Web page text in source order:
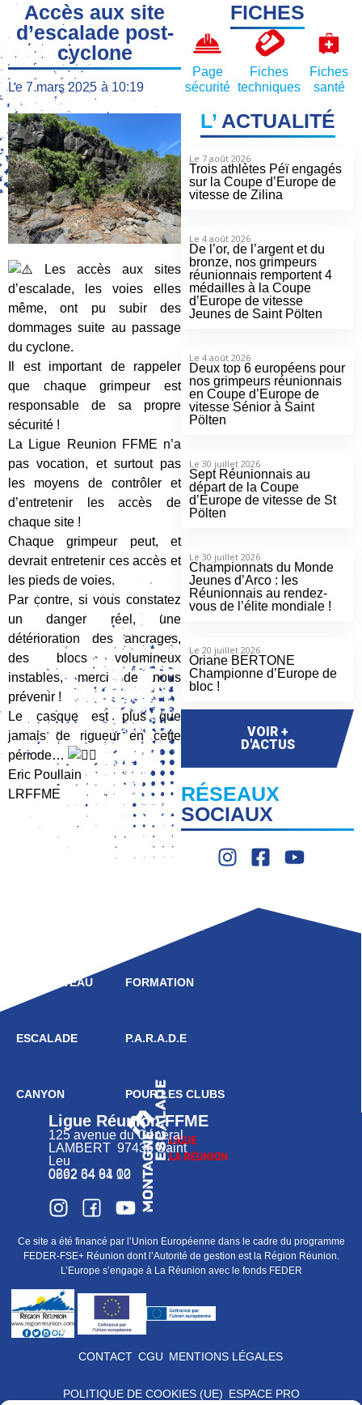
Accès aux site
d’escalade post-
cyclone
Le 7 mars 2025 à 10:19
Les accès aux sites
d’escalade, les voies elles
même, ont pu subir des
dommages suite au passage
du cyclone.
Il est important de rappeler
que chaque grimpeur est
responsable de sa propre
sécurité !
La Ligue Reunion FFME n’a
pas vocation, et surtout pas
les moyens de contrôler et
d’entretenir les accès de
chaque site !
Chaque grimpeur peut, et
devrait entretenir ces accès et
les pieds de voies.
Par contre, si vous constatez
un danger réel, une
détérioration des ancrages,
des blocs volumineux
instables, merci de nous
prévenir !
Le casque est plus que
jamais de rigueur en cette
période…
Eric Poullain
LRFFME
FICHES
Page
sécurité
Fiches
techniques
Fiches
santé
L’ACTUALITÉ
Le 7 août 2026
Trois athlètes Péï engagés
sur la Coupe d’Europe de
vitesse de Zilina
Le 4 août 2026
De l’or, de l’argent et du
bronze, nos grimpeurs
réunionnais remportent 4
médailles à la Coupe
d’Europe de vitesse
Jeunes de Saint Pölten
Le 4 août 2026
Deux top 6 européens pour
nos grimpeurs réunionnais
en Coupe d’Europe de
vitesse Sénior à Saint
Pölten
Le 30 juillet 2026
Sept Réunionnais au
départ de la Coupe
d’Europe de vitesse de St
Pölten
Le 30 juillet 2026
Championnats du Monde
Jeunes d’Arco : les
Réunionnais au rendez-
vous de l’élite mondiale !
Le 20 juillet 2026
Oriane BERTONE
Championne d’Europe de
bloc !
VOIR +
D'ACTUS
RÉSEAUX
SOCIAUX
HAUT NIVEAU
ESCALADE
CANYON
FORMATION
P.A.R.A.D.E
POUR LES CLUBS
Ligue Réunion FFME
125 avenue du Général
LAMBERT 97436 Saint
Leu
0262 34 91 02
0692 64 64 10
Ce site a été financé par l’Union Européenne dans le cadre du programme
FEDER-FSE+ Réunion dont l’Autorité de gestion est la Région Réunion.
L’Europe s’engage à La Réunion avec le fonds FEDER
CONTACT CGU MENTIONS LÉGALES
POLITIQUE DE COOKIES (UE) ESPACE PRO